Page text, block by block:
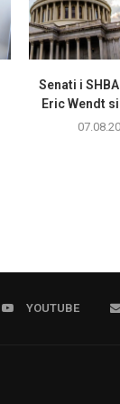
Senati i
Eric Wendt
YOUTUBE